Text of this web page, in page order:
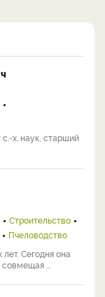
х. наук, старший
Строительство
Пчеловодство
Сегодня она
...